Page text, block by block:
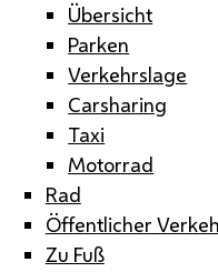
Übersicht
Parken
Verkehrslage
Carsharing
Taxi
Motorrad
Rad
Öffentlicher
Zu Fuß